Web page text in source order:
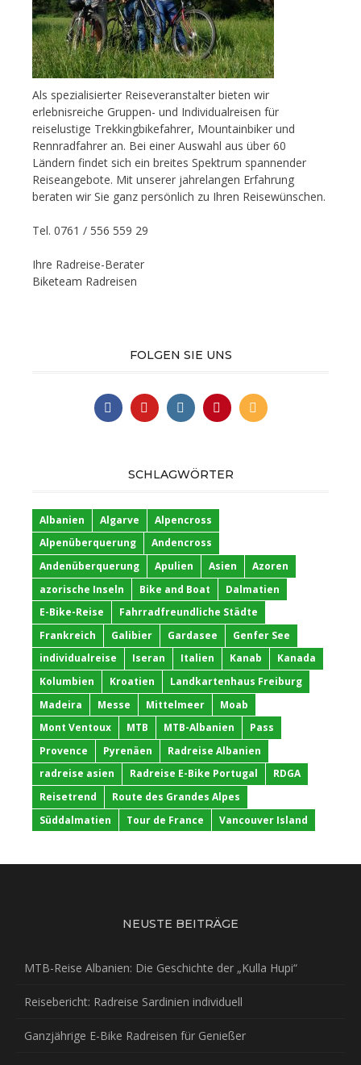
Als spezialisierter Reiseveranstalter bieten wir
erlebnisreiche Gruppen- und Individualreisen für
reiselustige Trekkingbikefahrer, Mountainbiker und
Rennradfahrer an. Bei einer Auswahl aus über 60
Ländern findet sich ein breites Spektrum spannender
Reiseangebote. Mit unserer jahrelangen Erfahrung
beraten wir Sie ganz persönlich zu Ihren Reisewünschen.
Tel. 0761 / 556 559 29
Ihre Radreise-Berater
Biketeam Radreisen
FOLGEN SIE UNS
SCHLAGWÖRTER
Albanien Algarve
Alpencross
Alpenüberquerung
Andencross
Andenüberquerung
Apulien Asien
Azoren
azorische Inseln
Bike and Boat
Dalmatien
E-Bike-Reise
Fahrradfreundliche Städte
Frankreich
Galibier Gardasee
Genfer See
individualreise
Iseran Italien Kanab
Kanada
Kolumbien
Kroatien
Landkartenhaus Freiburg
Madeira
Messe Mittelmeer
Moab
Mont Ventoux
MTB MTB-Albanien
Pass
Provence
Pyrenäen
Radreise Albanien
radreise asien
Radreise E-Bike Portugal
RDGA
Reisetrend
Route des Grandes Alpes
Süddalmatien
Tour de France Vancouver Island
NEUSTE BEITRÄGE
MTB-Reise Albanien: Die Geschichte der „Kulla Hupi“
Reisebericht: Radreise Sardinien individuell
Ganzjährige E-Bike Radreisen für Genießer